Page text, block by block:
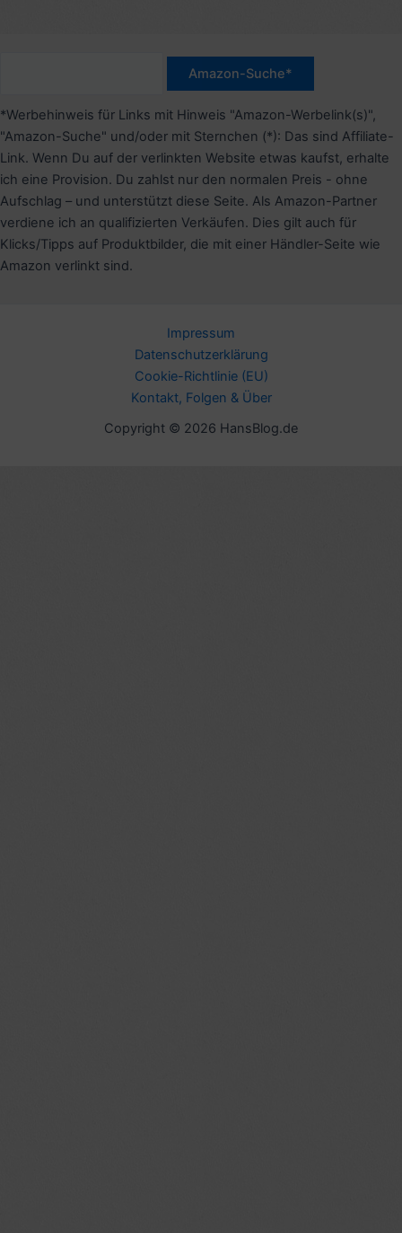
*Werbehinweis für Links mit Hinweis "Amazon-Werbelink(s)",
"Amazon-Suche" und/oder mit Sternchen (*): Das sind Affiliate-
Link. Wenn Du auf der verlinkten Website etwas kaufst, erhalte
ich eine Provision. Du zahlst nur den normalen Preis - ohne
Aufschlag – und unterstützt diese Seite. Als Amazon-Partner
verdiene ich an qualifizierten Verkäufen. Dies gilt auch für
Klicks/Tipps auf Produktbilder, die mit einer Händler-Seite wie
Amazon verlinkt sind.
Impressum
Datenschutzerklärung
Cookie-Richtlinie (EU)
Kontakt, Folgen & Über
Copyright © 2026 HansBlog.de